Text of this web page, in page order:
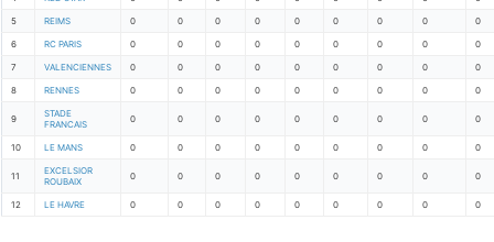
5 REIMS 0 0 0 0 0 0 0 0 0
6 RC PARIS 0 0 0 0 0 0 0 0 0
7 VALENCIENNES 0 0 0 0 0 0 0 0 0
8 RENNES 0 0 0 0 0 0 0 0 0
9
STADE
FRANCAIS
0 0 0 0 0 0 0 0 0
10 LE MANS 0 0 0 0 0 0 0 0 0
11
EXCELSIOR
ROUBAIX
0 0 0 0 0 0 0 0 0
12 LE HAVRE 0 0 0 0 0 0 0 0 0